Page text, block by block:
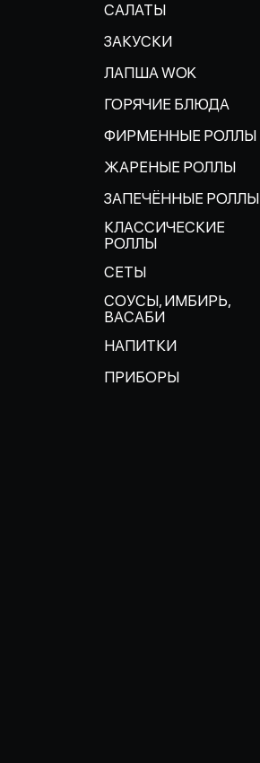
САЛАТЫ
ЗАКУСКИ
ЛАПША WOK
ГОРЯЧИЕ БЛЮДА
ФИРМЕННЫЕ РОЛЛЫ
ЖАРЕНЫЕ РОЛЛЫ
ЗАПЕЧЁННЫЕ РОЛЛЫ
КЛАССИЧЕСКИЕ
РОЛЛЫ
СЕТЫ
СОУСЫ, ИМБИРЬ,
ВАСАБИ
НАПИТКИ
ПРИБОРЫ